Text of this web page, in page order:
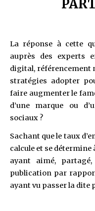
La réponse à cette
auprès des experts
digital, référencement
stratégies adopter
faire augmenter le
d’une marque ou
sociaux ?
Sachant que le taux
calcule et se
ayant aimé,
publication par
ayant vu passer la dite